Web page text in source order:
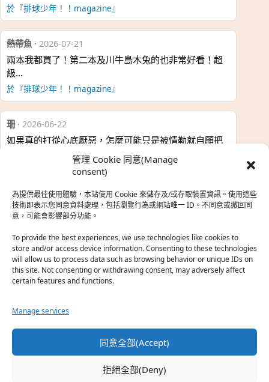
管理 Cookie 同意(Manage
consent)
為提供最佳使用體驗，本站使用 Cookie 來儲存及/或存取裝置資訊。使用這些
技術即表示您同意資料處理，包括瀏覽行為或網站唯一 ID。不同意或撤回同
意，可能會影響部分功能。
To provide the best experiences, we use technologies like cookies to
store and/or access device information. Consenting to these technologies
will allow us to process data such as browsing behavior or unique IDs on
this site. Not consenting or withdrawing consent, may adversely affect
certain features and functions.
Manage services
同意全部(Accept)
拒絕全部(Deny)
於『排球少年！！magazine』
熱帶魚 · 2026-07-21
兩本我都買了！第二本及川牛島木兔的也非常好看！超
級…
於『排球少年！！magazine』
珊· 2026-06-22
如果真的打從心底厭惡，怎麼可能只是被情勒就自願把
熱帶魚·2026-06-22
之前看到網路上有人說灰二自私情勒大家陪他圓夢，但
真…
於『強風吹拂』
珊·2026-06-18
第…
於『白領羽球部』